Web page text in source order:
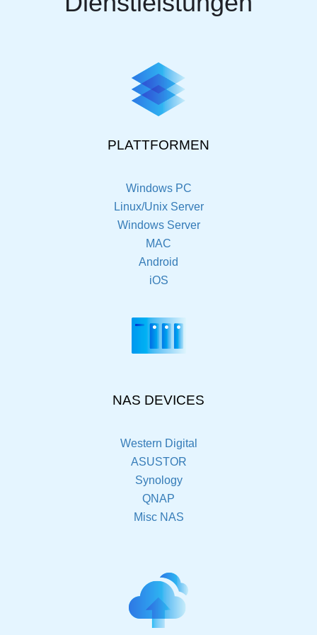
PLATTFORMEN
Windows PC
Linux/Unix Server
Windows Server
MAC
Android
iOS
NAS DEVICES
Western Digital
ASUSTOR
Synology
QNAP
Misc NAS